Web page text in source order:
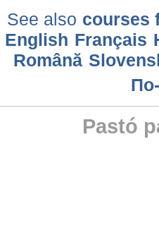
See also courses
English Français
Română
Pastó